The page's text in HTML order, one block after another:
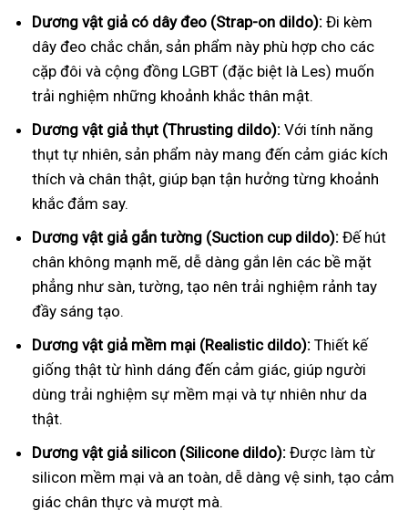
Dương vật giả có dây đeo (Strap-on dildo): Đi kèm
dây đeo chắc chắn, sản phẩm này phù hợp cho các
cặp đôi và cộng đồng LGBT (đặc biệt là Les) muốn
trải nghiệm những khoảnh khắc thân mật.
Dương vật giả thụt (Thrusting dildo): Với tính năng
thụt tự nhiên, sản phẩm này mang đến cảm giác kích
thích và chân thật, giúp bạn tận hưởng từng khoảnh
khắc đắm say.
Dương vật giả gắn tường (Suction cup dildo): Đế hút
chân không mạnh mẽ, dễ dàng gắn lên các bề mặt
phẳng như sàn, tường, tạo nên trải nghiệm rảnh tay
đầy sáng tạo.
Dương vật giả mềm mại (Realistic dildo): Thiết kế
giống thật từ hình dáng đến cảm giác, giúp người
dùng trải nghiệm sự mềm mại và tự nhiên như da
thật.
Dương vật giả silicon (Silicone dildo): Được làm từ
silicon mềm mại và an toàn, dễ dàng vệ sinh, tạo cảm
giác chân thực và mượt mà.